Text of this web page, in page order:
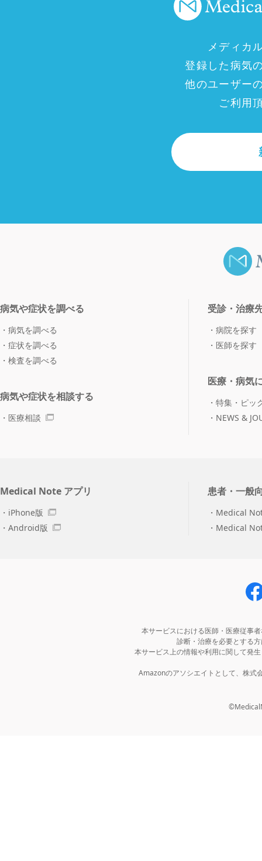
メディカ
登録した病気
他のユーザー
ご利用
病気や症状を調べる
病気を調べる
症状を調べる
検査を調べる
病気や症状を相談する
医療相談
受診・治療
病院を探す
医師を探す
医療・病気
特集・ピッ
NEWS &
Medical Note アプリ
iPhone版
Android版
患者・一般
Medical
Medical
本サービスにおける医師・医療従事
診断・治療を必要とする
本サービス上の情報や利用に関して発
Amazonのアソシエイトとして、株式